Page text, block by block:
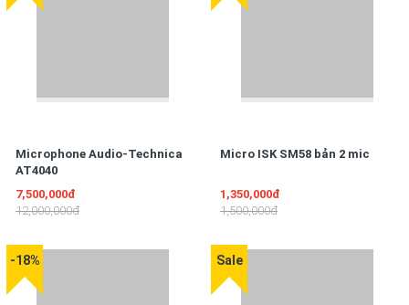
Microphone Audio-Technica
AT4040
7,500,000đ
12,000,000đ
Micro ISK SM58 bản 2 mic
1,350,000đ
1,500,000đ
-18% Sale